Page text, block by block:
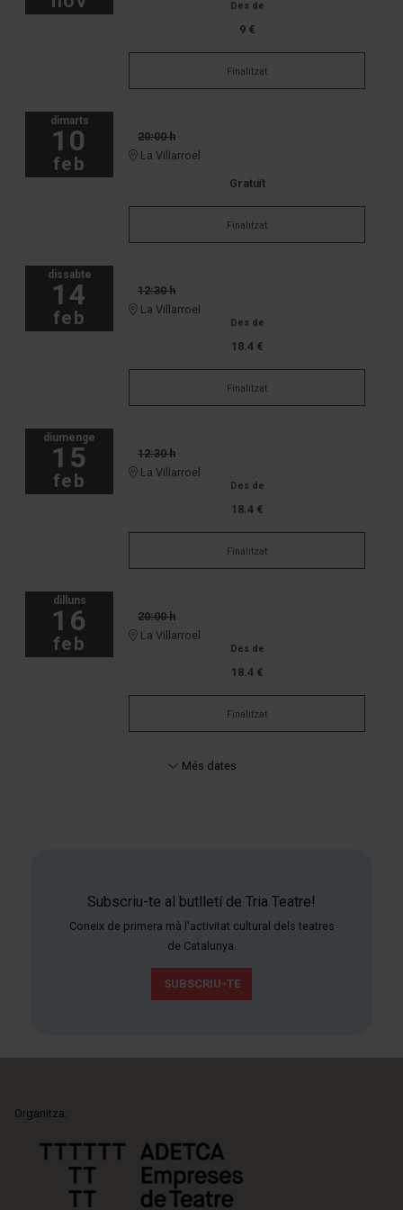
Des de
9 €
Finalitzat
dimarts
10
feb
20:00 h
La Villarroel
Gratuït
Finalitzat
dissabte
14
feb
12:30 h
La Villarroel
Des de
18.4 €
Finalitzat
diumenge
15
feb
12:30 h
La Villarroel
Des de
18.4 €
Finalitzat
dilluns
16
feb
20:00 h
La Villarroel
Des de
18.4 €
Finalitzat
Més dates
Subscriu-te al butlletí de Tria Teatre!
Coneix de primera mà l'activitat cultural dels teatres
de Catalunya.
SUBSCRIU-TE
Organitza: